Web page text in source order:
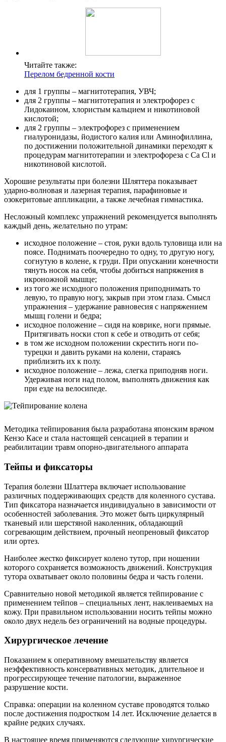
Читайте также:
Перелом бедренной кости
для 1 группы – магнитотерапия, УВЧ;
для 2 группы – магнитотерапия и электрофорез с
Лидокаином, хлористым кальцием и никотиновой
кислотой;
для 2 группы – электрофорез с применением
гиалуронидазы, йодистого калия или Аминофиллина,
по достижении положительной динамики переходят к
процедурам магнитотерапии и электрофореза с Ca Cl и
никотиновой кислотой.
Хорошие результаты при болезни Шляттера показывает
ударно-волновая и лазерная терапия, парафиновые и
озокеритовые аппликации, а также лечебная гимнастика.
Несложный комплекс упражнений рекомендуется выполнять
каждый день, желательно по утрам:
исходное положение – стоя, руки вдоль туловища или на
поясе. Поднимать поочередно то одну, то другую ногу,
согнутую в колене, к груди. При опускании конечности
тянуть носок на себя, чтобы добиться напряжения в
икроножной мышце;
из того же исходного положения приподнимать то
левую, то правую ногу, закрыв при этом глаза. Смысл
упражнения – удержание равновесия с напряжением
мышц голени и бедра;
исходное положение – сидя на коврике, ноги прямые.
Притягивать носки стоп к себе и отводить от себя;
в том же исходном положении скрестить ноги по-
турецки и давить руками на колени, стараясь
приблизить их к полу.
исходное положение – лежа, слегка приподняв ноги.
Удерживая ноги над полом, выполнять движения как
при езде на велосипеде.
Методика тейпирования была разработана японским врачом
Кензо Касе и стала настоящей сенсацией в терапии и
реабилитации травм опорно-двигательного аппарата
Тейпы и фиксаторы
Терапия болезни Шлаттера включает использование
различных поддерживающих средств для коленного сустава.
Тип фиксатора назначается индивидуально в зависимости от
особенностей заболевания. Это может быть циркулярный
тканевый или шерстяной наколенник, обладающий
согревающим действием, прочный неопреновый фиксатор
или ортез.
Наиболее жестко фиксирует колено тутор, при ношении
которого сохраняется возможность движений. Конструкция
тутора охватывает около половины бедра и часть голени.
Сравнительно новой методикой является тейпирование с
применением тейпов – специальных лент, наклеиваемых на
кожу. При правильном использовании носить тейпы можно
около двух недель без ограничений на водные процедуры.
Хирургическое лечение
Показанием к оперативному вмешательству является
неэффективность консервативных методик, длительное и
прогрессирующее течение патологии, выраженное
разрушение кости.
Справка: операции на коленном суставе проводятся только
после достижения подростком 14 лет. Исключение делается в
крайне редких случаях.
В настоящее время применяются следующие хирургические